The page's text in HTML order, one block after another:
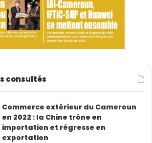
consultés
Commerce extérieur du Cameroun
en 2022 : la Chine trône en
importation et régresse en
exportation